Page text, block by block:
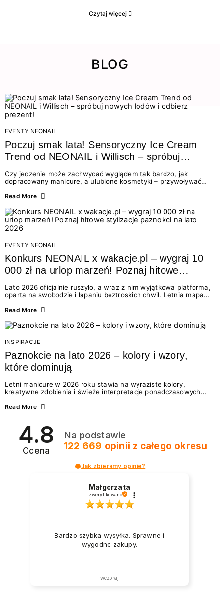
Czytaj więcej
BLOG
EVENTY NEONAIL
Poczuj smak lata! Sensoryczny Ice Cream
Trend od NEONAIL i Willisch – spróbuj
nowych lodów i odbierz prezent!
Czy jedzenie może zachwycać wyglądem tak bardzo, jak
dopracowany manicure, a ulubione kosmetyki – przywoływać
świata beauty i oszałamiających deserów to coś więcej niż
zmysłami: przez soczysty kolor, aksamitną teksturę,
orzeźwiający zapach i słodki akcent na podniebieniu. Tego lata
NEONAIL łączy siły z marką Willisch, tworząc unikalny projekt
na styku jedzenia i piękna....
Read More
EVENTY NEONAIL
Konkurs NEONAIL x wakacje.pl – wygraj 10
000 zł na urlop marzeń! Poznaj hitowe
Lato 2026 oficjalnie ruszyło, a wraz z nim wyjątkowa platforma,
oparta na swobodzie i łapaniu beztroskich chwil. Letnia mapa
doświadczenia wakacji – od spontanicznych wyjazdów, przez
Motywem przewodnim jest eksplorowanie i kolekcjonowanie
letnich momentów. Z tej okazji przygotowaliśmy coś absolutnie
wyjątkowego: wielki konkurs z wakacje.pl oraz dawkę
najgorętszych trendów w...
Read More
INSPIRACJE
Paznokcie na lato 2026 – kolory i wzory,
które dominują
Letni manicure w 2026 roku stawia na wyraziste kolory,
kreatywne zdobienia i świeże interpretacje ponadczasowych
zarówno energetycznych odcieni inspirowanych wakacjami, jak
2026? Znajdź inspirację dla swojego manicure!
Read More
4.8
Ocena
Na podstawie
122 669 opinii z całego okresu
Jak zbieramy opinie?
Małgorzata
zweryfikowano
Bardzo szybka wysyłka. Sprawne i
wygodne zakupy.
wczoraj